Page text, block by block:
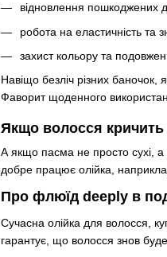
відновлення пошкоджених
робота на еластичність та
захист кольору та
Навіщо безліч різних
Фаворит щоденного
Якщо волосся
А якщо пасма не просто сухі,
добре працює олійка,
Про флюїд deeply в
Сучасна олійка для волосся,
гарантує, що волосся знов